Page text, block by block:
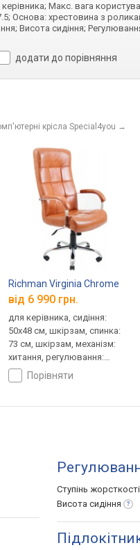
Макс. вага
Основа: хрестовина з
Висота сидіння;
додати до порівняння
крісла Special4you →
Richman Virginia Chrome
від 6 990 грн.
для керівника, сидіння:
50x48 см, шкірзам, спинка:
73 см, шкірзам, механізм:
хитання, регулювання:
висоти, жорсткості
порівняти
Ступінь жорсткості
Висота сидіння